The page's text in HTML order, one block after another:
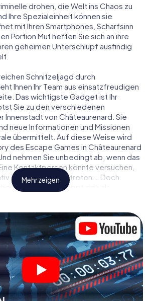
drohen, die Welt ins Chaos zu
Ihre Spezialeinheit können sie
mit Ihren Smartphones, Scharfsinn
Portion Mut heften Sie sich an ihre
geheimen Unterschlupf ausfindig
Schnitzeljagd durch
Ihnen Ihr Team aus einsatzfreudigen
Das wichtigste Gadget ist Ihr
Sie zu den verschiedenen
Innenstadt von Châteaurenard. Sie
neue Informationen und Missionen
übermittelt. Auf diese Weise wird
des Escape Games in Châteaurenard
nehmen Sie unbedingt ab, wenn das
Kontaktperson könnte versuchen,
in Verbindung zu treten … Doch
Informant entpuppt sich als
Schlüsse und vor allem: Vertrauen
klassischen Escape Room in
Sie also nicht in ein Zimmer
Sie sich in einem vorgegebenen
müssen. Diese Smartphone
ganz Châteaurenard zu Ihrem
Die technische Voraussetzung für
Mehr zeigen